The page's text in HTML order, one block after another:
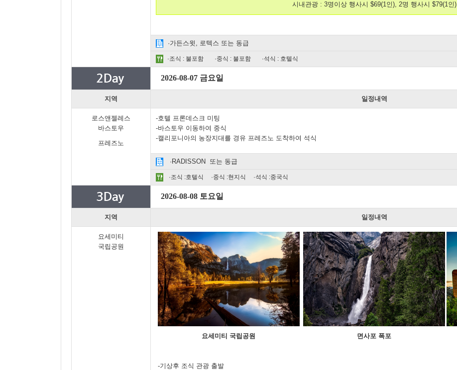
시내관광 : 3명이상 행사시 $69(1인), 2명 행사시 $79(1인)
·가든스윗, 로텍스 또는 동급
·조식 : 불포함 ·중식 : 불포함 ·석식 : 호텔식
2026-08-07 금요일
지역 일정내역
로스앤젤레스
바스토우
프레즈노
-호텔 프론데스크 미팅
-바스토우 이동하여 중식
-캘리포니아의 농장지대를 경유 프레즈노 도착하여 석식
·RADISSON 또는 동급
·조식 :호텔식 ·중식 :현지식 ·석식 :중국식
2026-08-08 토요일
지역 일정내역
요세미티
국립공원
요세미티 국립공원 면사포 폭포
-기상후 조식 관광 출발